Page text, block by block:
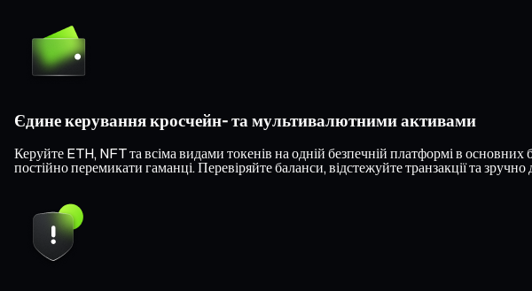
Єдине керування кросчейн- та мультивалютними активами
Керуйте ETH, NFT та всіма видами токенів на одній безпечній платформі в
постійно перемикати гаманці. Перевіряйте баланси, відстежуйте транзакції та